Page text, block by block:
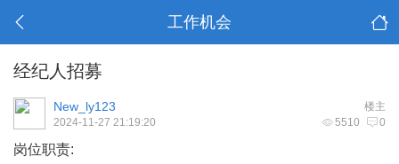
工作机会
经纪人招募
楼主
New_ly123
5510 0
2024-11-27 21:19:20
岗位职责: